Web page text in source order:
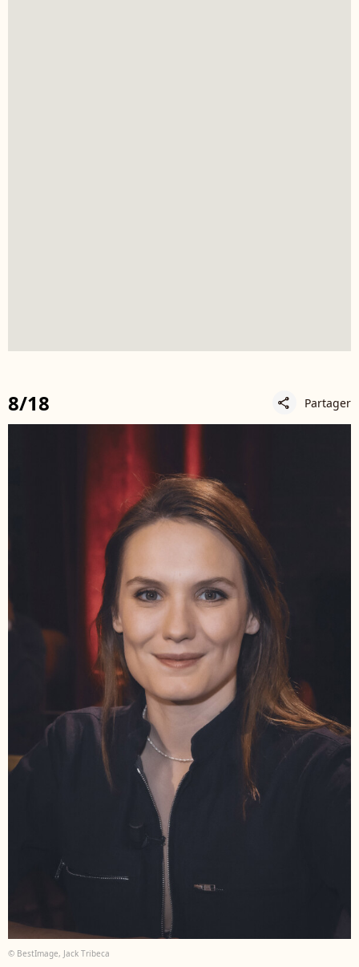
8/18 share Partager
© BestImage, Jack Tribeca